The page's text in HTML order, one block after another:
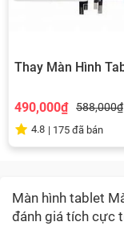
Thay Màn Hình
490,000₫ 588,000₫
4.8 | 175 đã bán
Màn hình tablet
đánh giá tích cực